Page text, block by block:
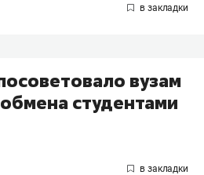
вузам
студентами